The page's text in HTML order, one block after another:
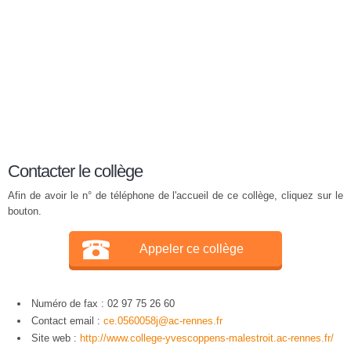
Contacter le collège
Afin de avoir le n° de téléphone de l'accueil de ce collège, cliquez sur le
bouton.
Appeler ce collège
Numéro de fax : 02 97 75 26 60
Contact email : ce.0560058j@ac-rennes.fr
Site web : http://www.college-yvescoppens-malestroit.ac-rennes.fr/